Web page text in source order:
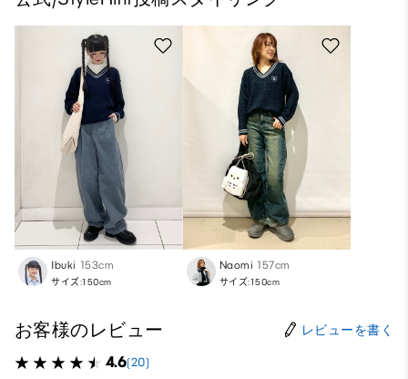
Ibuki 153cm
サイズ:150cm
Naomi 157cm
サイズ:150cm
お客様のレビュー レビューを書く
4.6(20)